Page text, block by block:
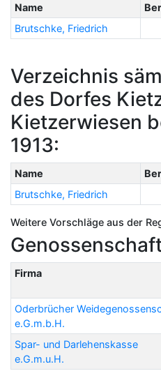
Name
Brutschke, Friedrich
Verzeichnis
des Dorfes
Kietzerwiesen
1913:
Name
Brutschke, Friedrich
Weitere Vorschläge aus der
Firma
Oderbrücher
e.G.m.b.H.
Spar- und Darlehenskasse
e.G.m.u.H.